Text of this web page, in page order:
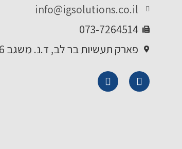
info@igsolutions.co.il
073-7264514
פארק תעשיות בר לב, ד.נ. משגב 20156